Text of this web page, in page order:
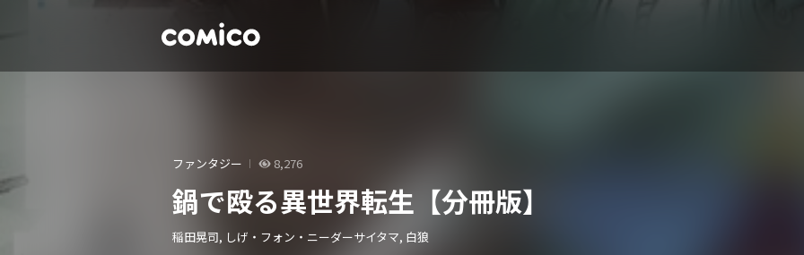
ファンタジー 8,276
鍋で殴る異世界転生【分冊版】
稲田晃司, しげ・フォン・ニーダーサイタマ, 白狼